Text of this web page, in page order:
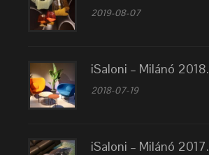
2019-08-07
iSaloni – Milánó 2018.
2018-07-19
iSaloni – Milánó 2017.